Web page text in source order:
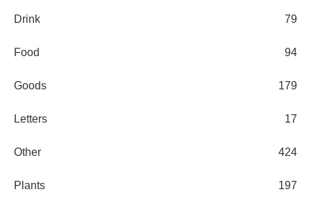
Drink 79
Food 94
Goods 179
Letters 17
Other 424
Plants 197